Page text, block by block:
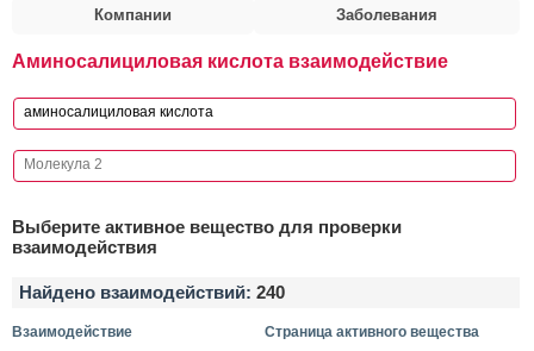
Компании Заболевания
Аминосалициловая кислота взаимодействие
Выберите активное вещество для проверки
взаимодействия
Найдено взаимодействий: 240
Взаимодействие Страница активного вещества